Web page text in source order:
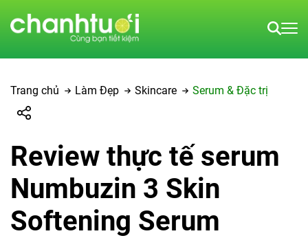
Trang chủ Làm Đẹp Skincare Serum & Đặc trị
Review thực tế serum
Numbuzin 3 Skin
Softening Serum